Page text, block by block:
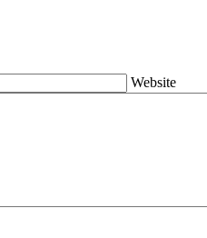
Website